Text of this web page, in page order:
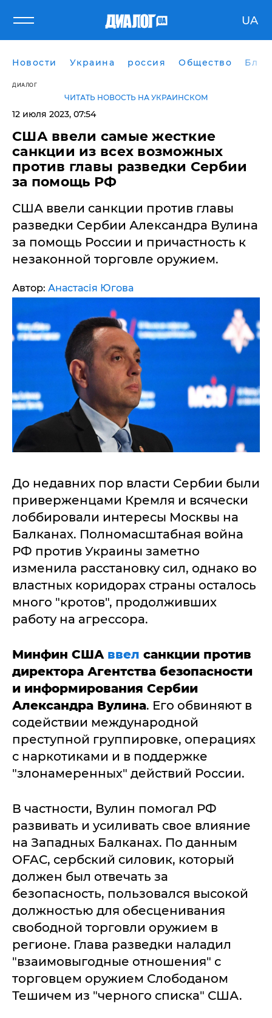
UA
Новости Украина россия Общество
ДИАЛОГ
ЧИТАТЬ НОВОСТЬ НА УКРАИНСКОМ
12 июля 2023, 07:54
США ввели самые жесткие
санкции из всех возможных
против главы разведки Сербии
за помощь РФ
США ввели санкции против главы
разведки Сербии Александра Вулина
за помощь России и причастность к
незаконной торговле оружием.
Автор: Анастасія Югова
До недавних пор власти Сербии были
приверженцами Кремля и всячески
лоббировали интересы Москвы на
Балканах. Полномасштабная война
РФ против Украины заметно
изменила расстановку сил, однако во
властных коридорах страны осталось
много "кротов", продолживших
работу на агрессора.
Минфин США ввел санкции против
директора Агентства безопасности
и информирования Сербии
Александра Вулина. Его обвиняют в
содействии международной
преступной группировке, операциях
с наркотиками и в поддержке
"злонамеренных" действий России.
В частности, Вулин помогал РФ
развивать и усиливать свое влияние
на Западных Балканах. По данным
OFAC, сербский силовик, который
должен был отвечать за
безопасность, пользовался высокой
должностью для обесценивания
свободной торговли оружием в
регионе. Глава разведки наладил
"взаимовыгодные отношения" с
торговцем оружием Слободаном
Тешичем из "черного списка" США.